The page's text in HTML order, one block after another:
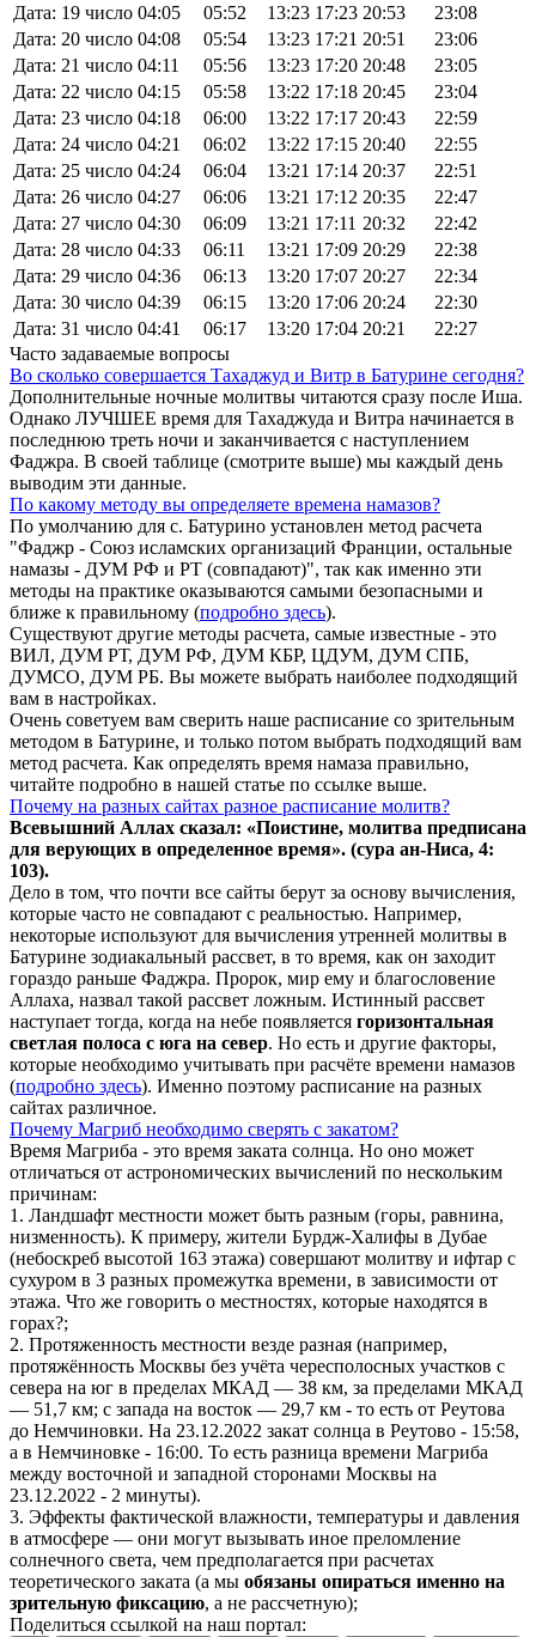
Дата: 19 число 04:05 05:52 13:23 17:23 20:53
23:08
Дата: 20 число 04:08 05:54 13:23 17:21 20:51
23:06
Дата: 21 число 04:11 05:56 13:23 17:20 20:48
23:05
Дата: 22 число 04:15 05:58 13:22 17:18 20:45
23:04
Дата: 23 число 04:18 06:00 13:22 17:17 20:43
22:59
Дата: 24 число 04:21 06:02 13:22 17:15 20:40
22:55
Дата: 25 число 04:24 06:04 13:21 17:14 20:37
22:51
Дата: 26 число 04:27 06:06 13:21 17:12 20:35
22:47
Дата: 27 число 04:30 06:09 13:21 17:11 20:32
22:42
Дата: 28 число 04:33 06:11 13:21 17:09 20:29
22:38
Дата: 29 число 04:36 06:13 13:20 17:07 20:27
22:34
Дата: 30 число 04:39 06:15 13:20 17:06 20:24
22:30
Дата: 31 число 04:41 06:17 13:20 17:04 20:21
22:27
Часто задаваемые вопросы
Во сколько совершается Тахаджуд и Витр в Батурине сегодня?
Дополнительные ночные молитвы читаются сразу после Иша.
Однако ЛУЧШЕЕ время для Тахаджуда и Витра начинается в
последнюю треть ночи и заканчивается с наступлением
Фаджра. В своей таблице (смотрите выше) мы каждый день
выводим эти данные.
По какому методу вы определяете времена намазов?
По умолчанию для с. Батурино установлен метод расчета
"Фаджр - Союз исламских организаций Франции, остальные
намазы - ДУМ РФ и РТ (совпадают)", так как именно эти
методы на практике оказываются самыми безопасными и
ближе к правильному (подробно здесь).
Существуют другие методы расчета, самые известные - это
ВИЛ, ДУМ РТ, ДУМ РФ, ДУМ КБР, ЦДУМ, ДУМ СПБ,
ДУМСО, ДУМ РБ. Вы можете выбрать наиболее подходящий
вам в настройках.
Очень советуем вам сверить наше расписание со зрительным
методом в Батурине, и только потом выбрать подходящий вам
метод расчета. Как определять время намаза правильно,
читайте подробно в нашей статье по ссылке выше.
Почему на разных сайтах разное расписание молитв?
Всевышний Аллах сказал: «Поистине, молитва предписана
для верующих в определенное время». (сура ан-Ниса, 4:
103).
Дело в том, что почти все сайты берут за основу вычисления,
которые часто не совпадают с реальностью. Например,
некоторые используют для вычисления утренней молитвы в
Батурине зодиакальный рассвет, в то время, как он заходит
гораздо раньше Фаджра. Пророк, мир ему и благословение
Аллаха, назвал такой рассвет ложным. Истинный рассвет
наступает тогда, когда на небе появляется горизонтальная
светлая полоса с юга на север. Но есть и другие факторы,
которые необходимо учитывать при расчёте времени намазов
(подробно здесь). Именно поэтому расписание на разных
сайтах различное.
Почему Магриб необходимо сверять с закатом?
Время Магриба - это время заката солнца. Но оно может
отличаться от астрономических вычислений по нескольким
причинам:
1. Ландшафт местности может быть разным (горы, равнина,
низменность). К примеру, жители Бурдж-Халифы в Дубае
(небоскреб высотой 163 этажа) совершают молитву и ифтар с
сухуром в 3 разных промежутка времени, в зависимости от
этажа. Что же говорить о местностях, которые находятся в
горах?;
2. Протяженность местности везде разная (например,
протяжённость Москвы без учёта чересполосных участков с
севера на юг в пределах МКАД — 38 км, за пределами МКАД
— 51,7 км; с запада на восток — 29,7 км - то есть от Реутова
до Немчиновки. На 23.12.2022 закат солнца в Реутово - 15:58,
а в Немчиновке - 16:00. То есть разница времени Магриба
между восточной и западной сторонами Москвы на
23.12.2022 - 2 минуты).
3. Эффекты фактической влажности, температуры и давления
в атмосфере — они могут вызывать иное преломление
солнечного света, чем предполагается при расчетах
теоретического заката (а мы обязаны опираться именно на
зрительную фиксацию, а не рассчетную);
Поделиться ссылкой на наш портал: